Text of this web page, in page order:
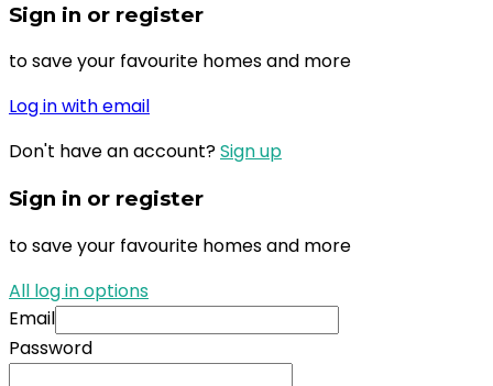
Sign in or register
to save your favourite homes and more
Log in with email
Don't have an account?Sign up
Sign in or register
to save your favourite homes and more
All log in options
Email
Password